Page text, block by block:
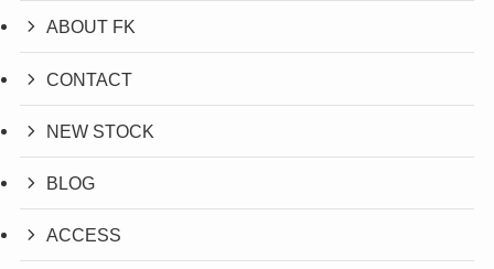
ABOUT FK
CONTACT
NEW STOCK
BLOG
ACCESS